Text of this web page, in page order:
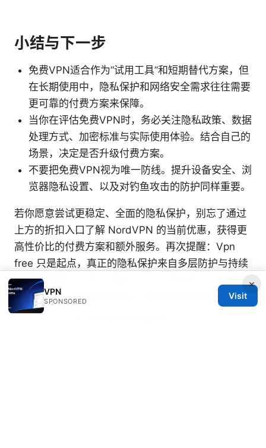
小结与下一步
免费VPN适合作为“试用工具”和短期替代方案，但
在长期使用中，隐私保护和网络安全需求往往需要
更可靠的付费方案来保障。
当你在评估免费VPN时，务必关注隐私政策、数据
处理方式、加密标准与实际使用体验。结合自己的
场景，决定是否升级付费方案。
不要把免费VPN视为唯一防线。提升设备安全、浏
览器隐私设置、以及对钓鱼攻击的防护同样重要。
若你愿意尝试更稳定、全面的隐私保护，别忘了通过
上方的折扣入口了解 NordVPN 的当前优惠，获得更
高性价比的付费方案和额外服务。再次提醒：Vpn
free 只是起点，真正的隐私保护来自多层防护与持续
的安全实践。
场中用 VPN 提升数据隐私与交易安全的实用指南
×
VPN
SPONSORED
Visit